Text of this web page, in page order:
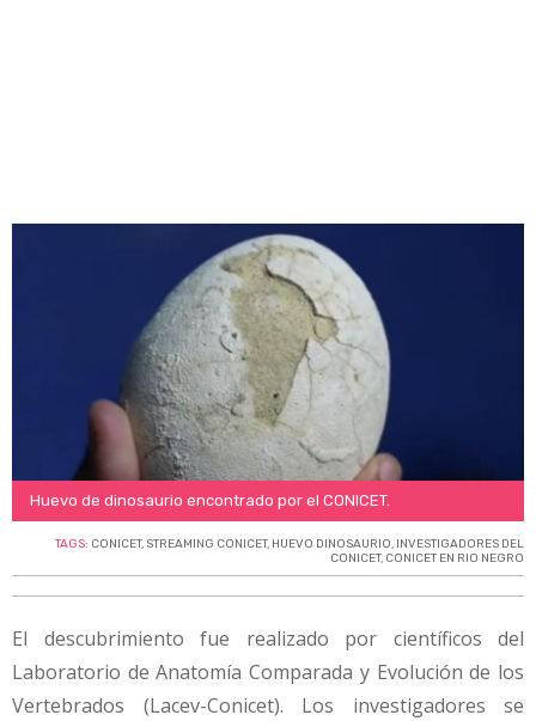
Huevo de dinosaurio encontrado por el CONICET.
TAGS: CONICET, STREAMING CONICET, HUEVO DINOSAURIO, INVESTIGADORES DEL
CONICET, CONICET EN RIO NEGRO
El descubrimiento fue realizado por científicos del
Laboratorio de Anatomía Comparada y Evolución de los
Vertebrados (Lacev-Conicet). Los investigadores se